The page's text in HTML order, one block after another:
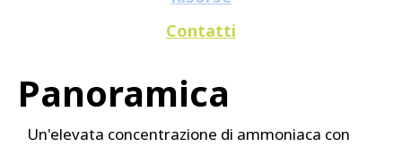
Contatti
Panoramica
Un'elevata concentrazione di ammoniaca con